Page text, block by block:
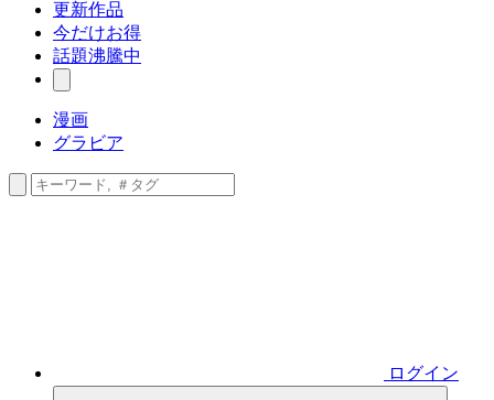
更新作品
今だけお得
話題沸騰中
漫画
グラビア
ログイン